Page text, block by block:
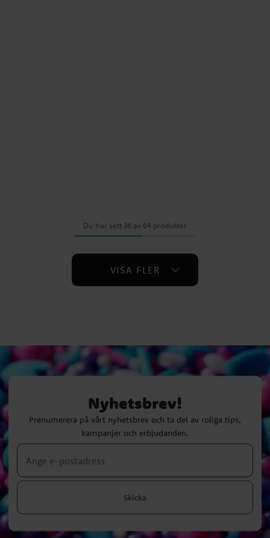
Du har sett 36 av 64 produkter
VISA FLER
Nyhetsbrev!
Prenumerera på vårt nyhetsbrev och ta del av roliga tips,
kampanjer och erbjudanden.
Skicka